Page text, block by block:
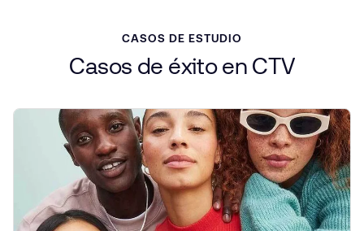
CASOS DE ESTUDIO
Casos de éxito en CTV